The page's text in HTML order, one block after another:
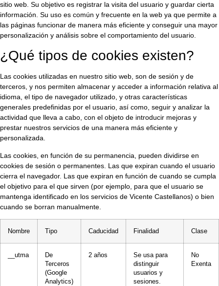
sitio web. Su objetivo es registrar la visita del usuario y guardar cierta
información. Su uso es común y frecuente en la web ya que permite a
las páginas funcionar de manera más eficiente y conseguir una mayor
personalización y análisis sobre el comportamiento del usuario.
¿Qué tipos de cookies existen?
Las cookies utilizadas en nuestro sitio web, son de sesión y de
terceros, y nos permiten almacenar y acceder a información relativa al
idioma, el tipo de navegador utilizado, y otras características
generales predefinidas por el usuario, así como, seguir y analizar la
actividad que lleva a cabo, con el objeto de introducir mejoras y
prestar nuestros servicios de una manera más eficiente y
personalizada.
Las cookies, en función de su permanencia, pueden dividirse en
cookies de sesión o permanentes. Las que expiran cuando el usuario
cierra el navegador. Las que expiran en función de cuando se cumpla
el objetivo para el que sirven (por ejemplo, para que el usuario se
mantenga identificado en los servicios de Vicente Castellanos) o bien
cuando se borran manualmente.
Nombre Tipo Caducidad Finalidad Clase
__utma
De
Terceros
(Google
Analytics)
2 años
Se usa para
distinguir
usuarios y
sesiones.
No
Exenta